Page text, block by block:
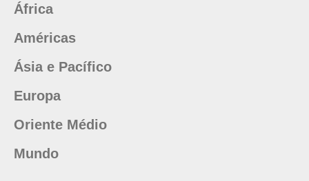
África
Américas
Ásia e Pacífico
Europa
Oriente Médio
Mundo